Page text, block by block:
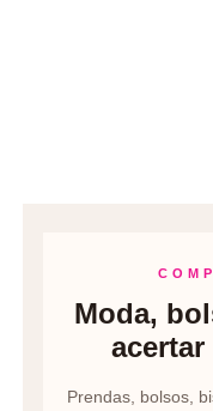
Moda,
Prendas, bolsos,